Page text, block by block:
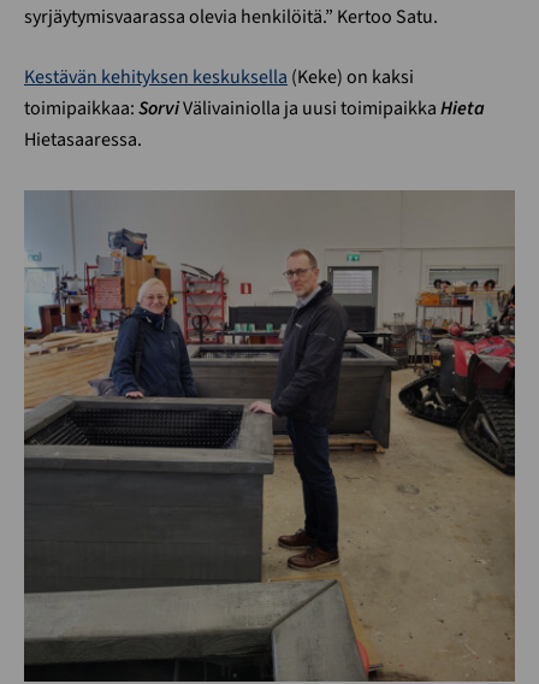
syrjäytymisvaarassa olevia henkilöitä.” Kertoo Satu.
Kestävän kehityksen keskuksella (Keke) on kaksi
toimipaikkaa:SorviVälivainiolla ja uusi toimipaikkaHieta
Hietasaaressa.